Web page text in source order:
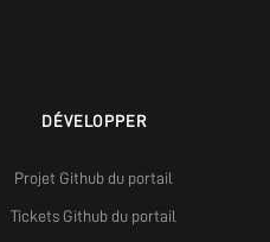
DÉVELOPPER
Projet Github du portail
Tickets Github du portail